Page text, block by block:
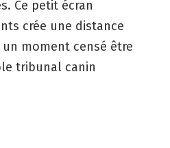
Ce petit écran
crée une distance
moment censé être
tribunal canin